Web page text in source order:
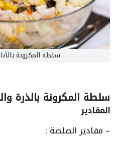
سلطة المكرونة
سلطة المكرونة بالذرة
المقادير
– مقادير الصلصة :